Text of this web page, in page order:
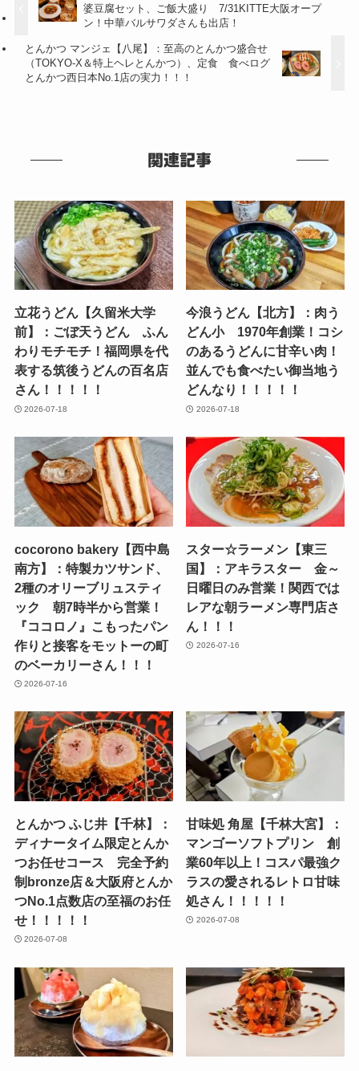
婆豆腐セット、ご飯大盛り 7/31KITTE大阪オープ
ン！中華バルサワダさんも出店！
とんかつ マンジェ【八尾】：至高のとんかつ盛合せ
（TOKYO-X＆特上ヘレとんかつ）、定食 食べログ
とんかつ西日本No.1店の実力！！！
関連記事
立花うどん【久留米大学
前】：ごぼ天うどん ふん
わりモチモチ！福岡県を代
表する筑後うどんの百名店
さん！！！！！
2026-07-18
今浪うどん【北方】：肉う
どん小 1970年創業！コシ
のあるうどんに甘辛い肉！
並んでも食べたい御当地う
どんなり！！！！！
2026-07-18
cocorono bakery【西中島
南方】：特製カツサンド、
2種のオリーブリュスティ
ック 朝7時半から営業！
『ココロノ』こもったパン
作りと接客をモットーの町
のベーカリーさん！！！
2026-07-16
スター☆ラーメン【東三
国】：アキラスター 金～
日曜日のみ営業！関西では
レアな朝ラーメン専門店さ
ん！！！
2026-07-16
とんかつ ふじ井【千林】：
ディナータイム限定とんか
つお任せコース 完全予約
制bronze店＆大阪府とんか
つNo.1点数店の至福のお任
せ！！！！！
2026-07-08
甘味処 角屋【千林大宮】：
マンゴーソフトプリン 創
業60年以上！コスパ最強ク
ラスの愛されるレトロ甘味
処さん！！！！！
2026-07-08